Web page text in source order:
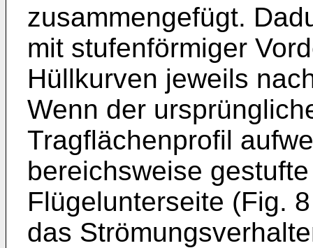
zusammengefügt.
mit stufenförmiger
Hüllkurven jeweils
Wenn der
Tragflächenprofil
bereichsweise
Flügelunterseite (Fig.
das